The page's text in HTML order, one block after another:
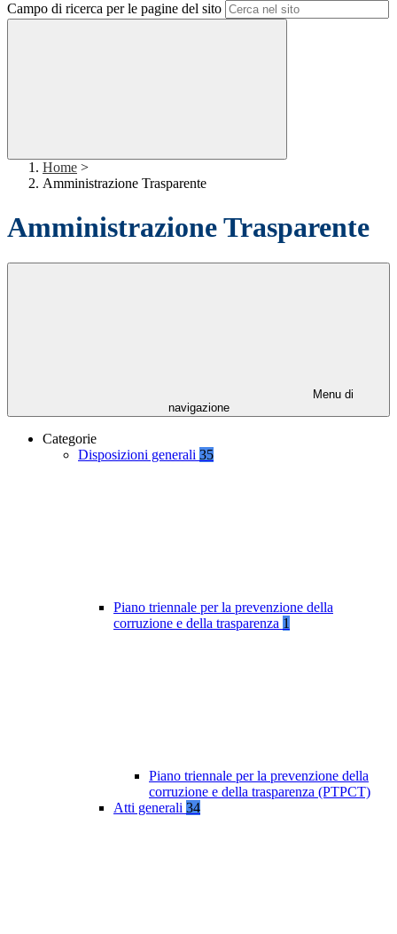
Campo di ricerca per le pagine del sito
Home >
Amministrazione Trasparente
Amministrazione Trasparente
Menu di
navigazione
Categorie
Disposizioni generali 35
Piano triennale per la prevenzione della
corruzione e della trasparenza 1
Piano triennale per la prevenzione della
corruzione e della trasparenza (PTPCT)
Atti generali 34